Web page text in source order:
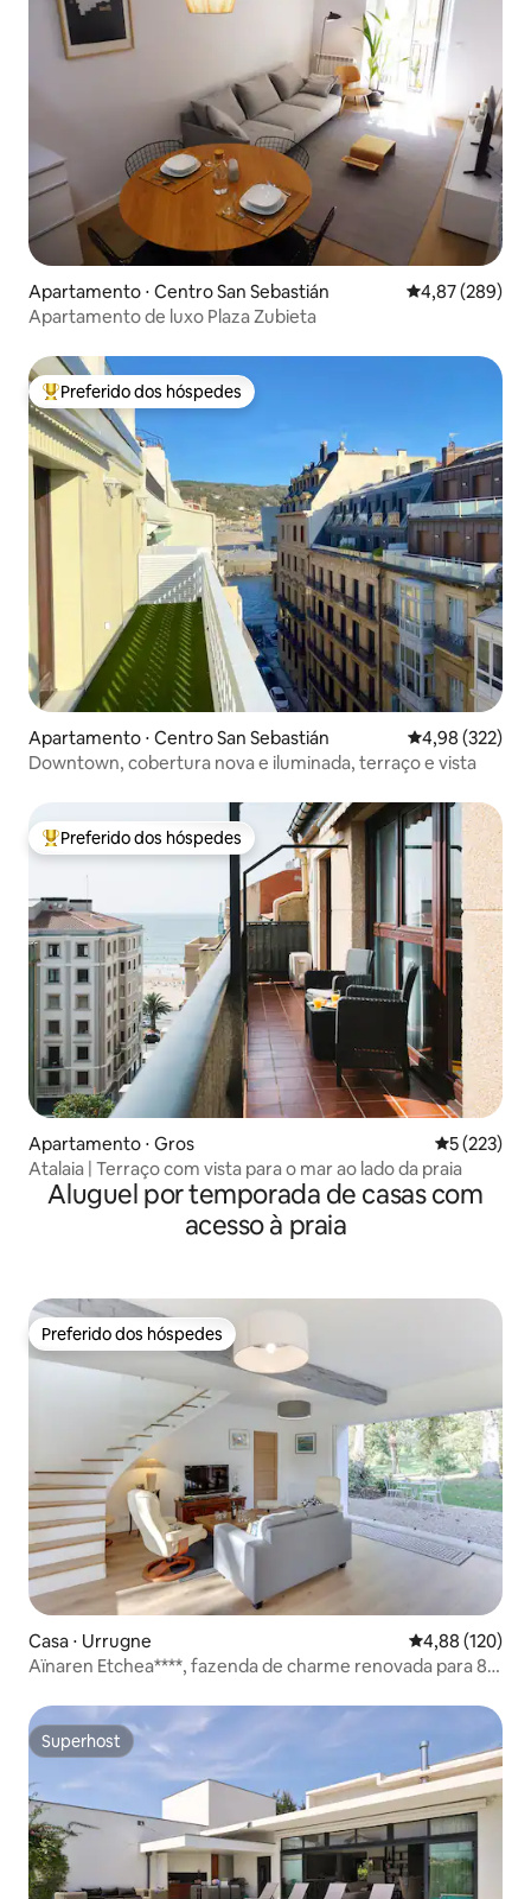
Apartamento ⋅ Centro San Sebastián 4,87 de uma
4,87 (289)
Apartamento de luxo Plaza Zubieta
Entre os melhores preferidos dos hóspedes
Preferido dos hóspedes
Apartamento ⋅ Centro San Sebastián 4,98 de uma
4,98 (322)
Downtown, cobertura nova e iluminada, terraço e vista
Entre os melhores preferidos dos hóspedes
Preferido dos hóspedes
Apartamento ⋅ Gros 5 de uma
5 (223)
Atalaia | Terraço com vista para o mar ao lado da praia
Aluguel por temporada de casas com
acesso à praia
Preferido dos hóspedes
Preferido dos hóspedes
Casa ⋅ Urrugne 4,88 de uma
4,88 (120)
Aïnaren Etchea****, fazenda de charme renovada para 8
Superhost
Superhost